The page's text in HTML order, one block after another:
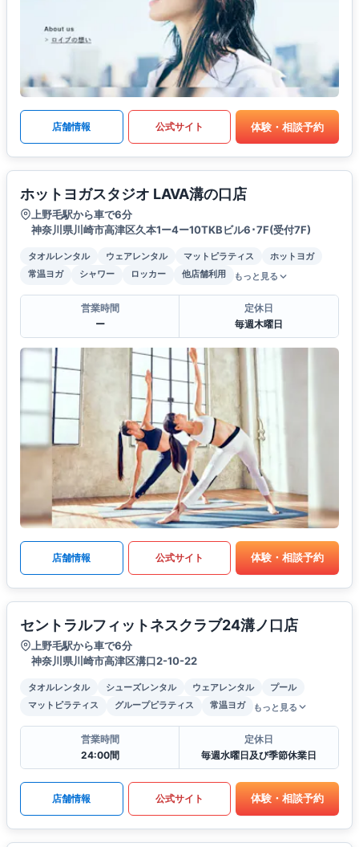
店舗情報 公式サイト 体験・相談予約
ホットヨガスタジオ LAVA溝の口店
上野毛駅から車で6分
神奈川県川崎市高津区久本1ー4ー10TKBビル6･7F(受付7F)
タオルレンタル ウェアレンタル マットピラティス
ホットヨガ
常温ヨガ
シャワー ロッカー 他店舗利用 もっと見る
営業時間
ー
定休日
毎週木曜日
店舗情報 公式サイト 体験・相談予約
セントラルフィットネスクラブ24溝ノ口店
上野毛駅から車で6分
神奈川県川崎市高津区溝口2-10-22
タオルレンタル シューズレンタル ウェアレンタル
プール
マットピラティス
グループピラティス 常温ヨガ もっと見る
営業時間
24:00間
定休日
毎週水曜日及び季節休業日
店舗情報 公式サイト 体験・相談予約